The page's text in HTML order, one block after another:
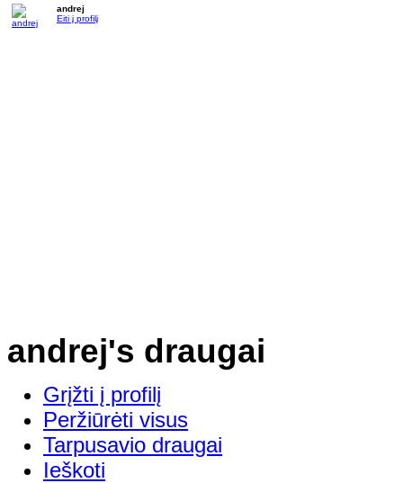
andrej
Eiti į profilį
andrej's draugai
Grįžti į profilį
Peržiūrėti visus
Tarpusavio draugai
Ieškoti